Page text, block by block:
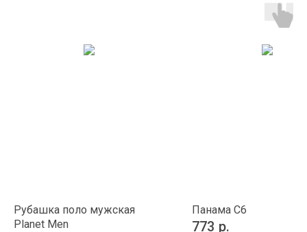
Рубашка поло мужская
Planet Men
Панама C6
773 р.